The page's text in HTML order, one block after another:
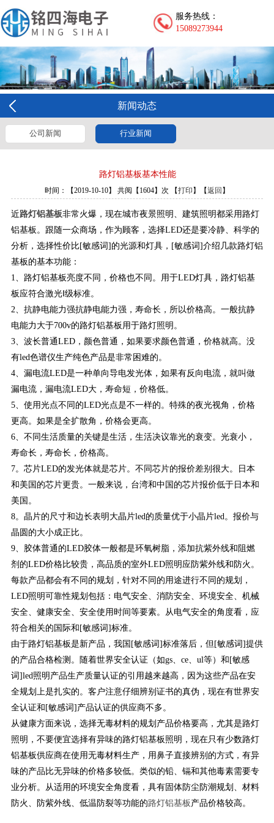
服务热线：
15089273944
新闻动态
公司新闻 行业新闻
路灯铝基板基本性能
时间：【2019-10-10】 共阅【1604】次 【打印】【返回】
近路灯铝基板非常火爆，现在城市夜景照明、建筑照明都采用路灯
铝基板。跟随一众商场，作为顾客，选择LED还是要冷静、科学的
分析，选择性价比[敏感词]的光源和灯具，[敏感词]介绍几款路灯铝
基板的基本功能：
1、路灯铝基板亮度不同，价格也不同。用于LED灯具，路灯铝基
板应符合激光Ⅰ级标准。
2、抗静电能力强抗静电能力强，寿命长，所以价格高。一般抗静
电能力大于700v的路灯铝基板用于路灯照明。
3、波长普通LED，颜色普通，如果要求颜色普通，价格就高。没
有led色谱仪生产纯色产品是非常困难的。
4、漏电流LED是一种单向导电发光体，如果有反向电流，就叫做
漏电流，漏电流LED大，寿命短，价格低。
5、使用光点不同的LED光点是不一样的。特殊的夜光视角，价格
更高。如果是全扩散角，价格会更高。
6、不同生活质量的关键是生活，生活决议靠光的衰变。光衰小，
寿命长，寿命长，价格高。
7。芯片LED的发光体就是芯片。不同芯片的报价差别很大。日本
和美国的芯片更贵。一般来说，台湾和中国的芯片报价低于日本和
美国。
8。晶片的尺寸和边长表明大晶片led的质量优于小晶片led。报价与
晶圆的大小成正比。
9、胶体普通的LED胶体一般都是环氧树脂，添加抗紫外线和阻燃
剂的LED价格比较贵，高品质的室外LED照明应防紫外线和防火。
每款产品都会有不同的规划，针对不同的用途进行不同的规划，
LED照明可靠性规划包括：电气安全、消防安全、环境安全、机械
安全、健康安全、安全使用时间等要素。从电气安全的角度看，应
符合相关的国际和[敏感词]标准。
由于路灯铝基板是新产品，我国[敏感词]标准落后，但[敏感词]提供
的产品合格检测。随着世界安全认证（如gs、ce、ul等）和[敏感
词]led照明产品生产质量认证的引用越来越高，因为这些产品在安
全规划上是扎实的。客户注意仔细辨别证书的真伪，现在有世界安
全认证和[敏感词]产品认证的供应商不多。
从健康方面来说，选择无毒材料的规划产品价格要高，尤其是路灯
照明，不要便宜选择有异味的路灯铝基板照明，现在只有少数路灯
铝基板供应商在使用无毒材料生产，用鼻子直接辨别的方式，有异
味的产品比无异味的价格多较低。类似的铅、镉和其他毒素需要专
业分析。从适用的环境安全角度看，具有固体防尘防潮规划、材料
防火、防紫外线、低温防裂等功能的路灯铝基板 产品价格较高。